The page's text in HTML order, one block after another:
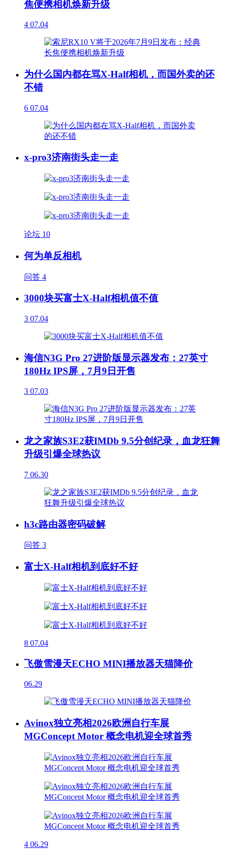
焦便携相机焕新升级
4 07.04
为什么国内都在骂X-Half相机，而国外卖的还
不错
6 07.04
x-pro3济南街头走一走
论坛 10
何为单反相机
问答 4
3000块买富士X-Half相机值不值
3 07.04
海信N3G Pro 27进阶版显示器发布：27英寸
180Hz IPS屏，7月9日开售
3 07.03
龙之家族S3E2获IMDb 9.5分创纪录，血龙狂舞
升级引爆全球热议
7 06.30
h3c路由器密码破解
问答 3
富士X-Half相机到底好不好
8 07.04
飞傲雪漫天ECHO MINI播放器天猫降价
06.29
Avinox独立亮相2026欧洲自行车展
MGConcept Motor 概念电机迎全球首秀
4 06.29